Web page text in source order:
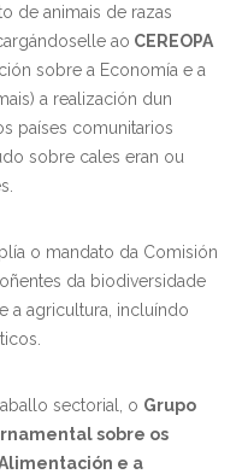
de animais de razas
ao CEREOPA
sobre a Economía e a
a realización dun
países comunitarios
sobre cales eran ou
o mandato da Comisión
da biodiversidade
a agricultura, incluíndo
sectorial, o Grupo
sobre os
e a